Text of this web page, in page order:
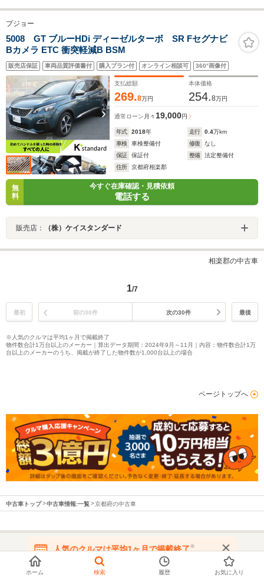
プジョー
5008 GT ブルーHDi ディーゼルターボ SR Fセグナビ
Bカメラ ETC 衝突軽減B BSM
販売店保証 車両品質評価書付 購入プラン付 オンライン相談可 360°画像付
支払総額
269.8万円
本体価格
254.8万円
通常ローン 月々19,000円
年式 2018年 走行 0.4万km
車検
車検整備付 修復
なし
保証
保証付 整備
法定整備付
住所
京都府相楽郡
無
料
今すぐ在庫確認・見積依頼
電話する
販売店： （株）ケイスタンダード
相楽郡の中古車
1/7
最初 前の30件 次の30件 最後
※人気のクルマは平均1ヶ月で掲載終了
物件数合計1万台以上のメーカー｜算出データ期間：2024年9月～11月｜内容：物件数合計1万
台以上のメーカーのうち、掲載が終了した物件数が1,000台以上の場合
ページトップへ
中古車トップ 中古車情報:一覧 京都府の中古車
都道府県から中古車を探す
人気のクルマは平均1ヶ月で掲載終了※
在庫が無くなる前にお問い合わせください
ホーム 検索 履歴 お気に入り